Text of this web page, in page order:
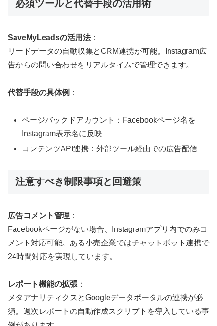
必須ツールと代替手段の活用術
SaveMyLeadsの活用法：
リードデータの自動収集とCRM連携が可能。Instagram広
告からの問い合わせをリアルタイムで管理できます。
代替手段の具体例 ：
ページバックドアカウント：Facebookページ名を
Instagram表示名に反映
コンテンツAPI連携：外部ツール経由での広告配信
注意すべき制限事項と回避策
広告コメント管理 ：
Facebookページがない場合、Instagramアプリ内でのみコ
メント対応可能。ある小売企業ではチャットボット連携で
24時間対応を実現しています。
レポート機能の拡張 ：
メタアナリティクスとGoogleデータポータルの連携が必
須。週次レポートの自動作成スクリプトを導入している事